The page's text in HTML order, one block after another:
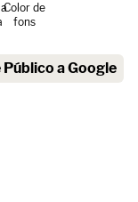
Color de
fons
a Google